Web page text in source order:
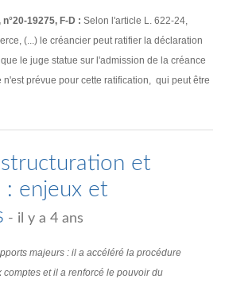
19275, F-D : Selon l'article L. 622-24,
(...) le créancier peut ratifier la déclaration
le juge statue sur l'admission de la créance
prévue pour cette ratification, qui peut être
et
: enjeux et
- il y a 4 ans
majeurs : il a accéléré la procédure
et il a renforcé le pouvoir du